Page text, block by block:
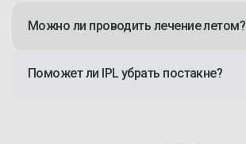
Можно ли проводить лечение летом?
Поможет ли IPL убрать постакне?